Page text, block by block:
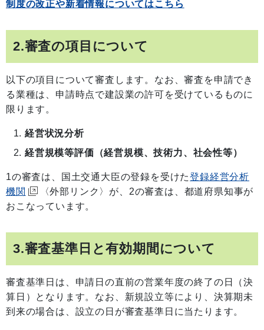
制度の改正や新着情報についてはこちら
2.審査の項目について
以下の項目について審査します。なお、審査を申請でき
る業種は、申請時点で建設業の許可を受けているものに
限ります。
経営状況分析
経営規模等評価（経営規模、技術力、社会性等）
1の審査は、国土交通大臣の登録を受けた登録経営分析
機関
〈外部リンク〉が、2の審査は、都道府県知事が
おこなっています。
3.審査基準日と有効期間について
審査基準日は、申請日の直前の営業年度の終了の日（決
算日）となります。なお、新規設立等により、決算期未
到来の場合は、設立の日が審査基準日に当たります。